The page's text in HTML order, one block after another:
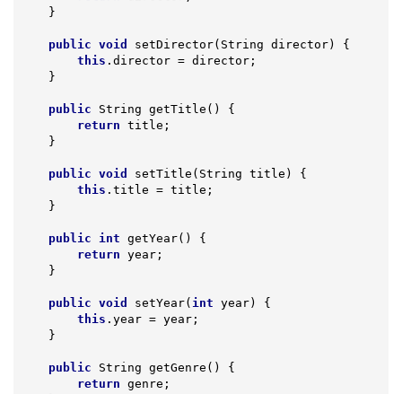
public void setDirector(String director)
{
this .director = director;
public String getTitle ()
{
return title;
public void setTitle (String title)
{
this .title = title;
public int getYear()
{
return year;
public void setYear( int year)
{
this .year = year;
public String getGenre ()
{
return genre;